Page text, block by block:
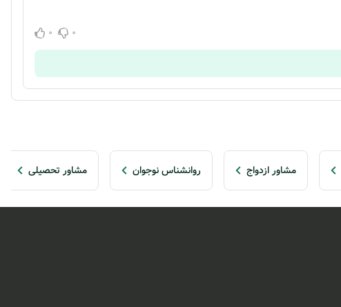
0
0
مشاور ازدواج روانشناس نوجوان مشاور تحصیلی